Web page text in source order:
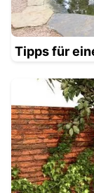
Tipps für